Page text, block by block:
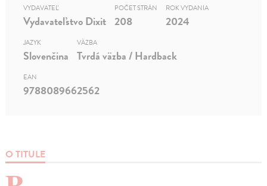
O TITULE
VYDAVATEĽ
Vydavateľstvo Dixit
POČET STRÁN
208
ROK VYDANIA
2024
JAZYK
Slovenčina
VÄZBA
Tvrdá väzba / Hardback
EAN
9788089662562